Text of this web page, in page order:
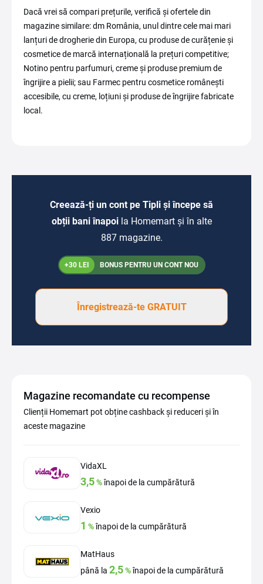
Dacă vrei să compari prețurile, verifică și ofertele din
magazine similare: dm România, unul dintre cele mai mari
lanțuri de drogherie din Europa, cu produse de curățenie și
cosmetice de marcă internațională la prețuri competitive;
Notino pentru parfumuri, creme și produse premium de
îngrijire a pielii; sau Farmec pentru cosmetice românești
accesibile, cu creme, loțiuni și produse de îngrijire fabricate
local.
Creează-ți un cont pe Tipli și începe să
obții bani înapoi la Homemart și în alte
887 magazine.
+30 LEI BONUS PENTRU UN CONT NOU
Înregistrează-te GRATUIT
Magazine recomandate cu recompense
Clienții Homemart pot obține cashback și reduceri și în
aceste magazine
VidaXL
3,5%înapoi de la cumpărătură
Vexio
1 %înapoi de la cumpărătură
MatHaus
până la 2,5%înapoi de la cumpărătură